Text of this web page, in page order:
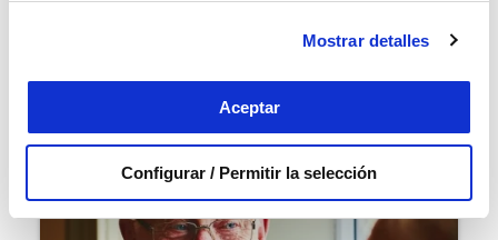
Mostrar detalles
Aceptar
Configurar / Permitir la selección
ARTÍCULOS
RELACIONADOS